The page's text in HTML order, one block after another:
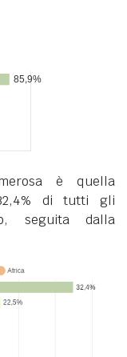
è quella
di tutti gli
seguita dalla